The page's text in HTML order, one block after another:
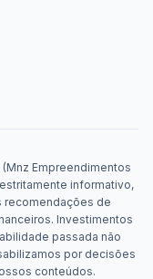
Empreendimentos
informativo,
recomendações de
Investimentos
passada não
por decisões
conteúdos.